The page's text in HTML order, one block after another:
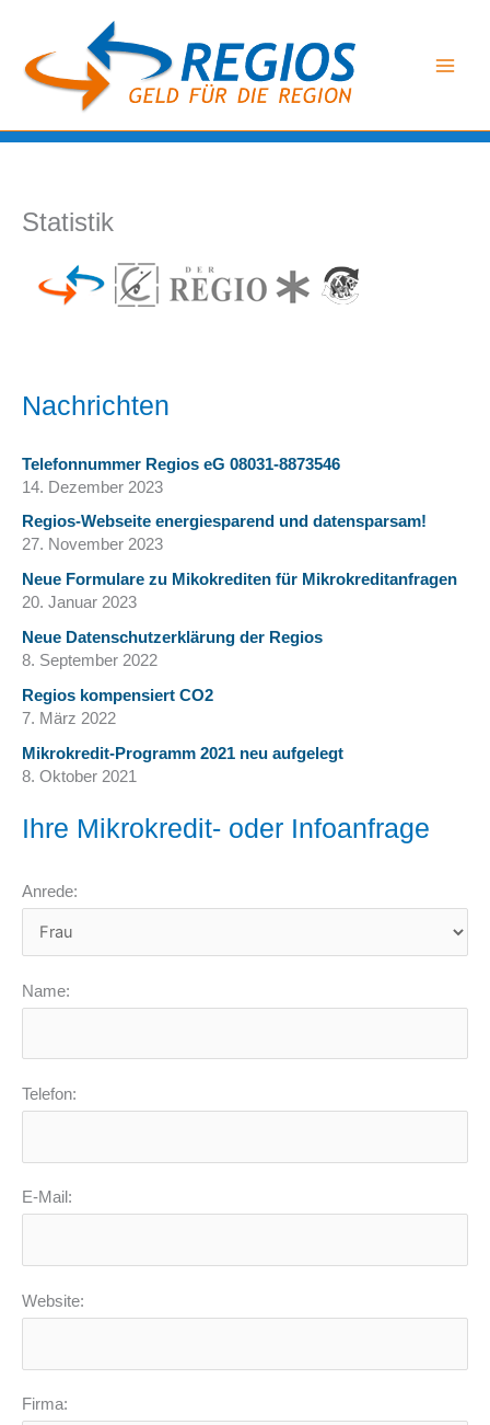
springen
Statistik
Nachrichten
Telefonnummer Regios eG 08031-8873546
14. Dezember 2023
Regios-Webseite energiesparend und datensparsam!
27. November 2023
Neue Formulare zu Mikokrediten für Mikrokreditanfragen
20. Januar 2023
Neue Datenschutzerklärung der Regios
8. September 2022
Regios kompensiert CO2
7. März 2022
Mikrokredit-Programm 2021 neu aufgelegt
8. Oktober 2021
Ihre Mikrokredit- oder Infoanfrage
Anrede:
Name:
Telefon:
E-Mail:
Website:
Firma: